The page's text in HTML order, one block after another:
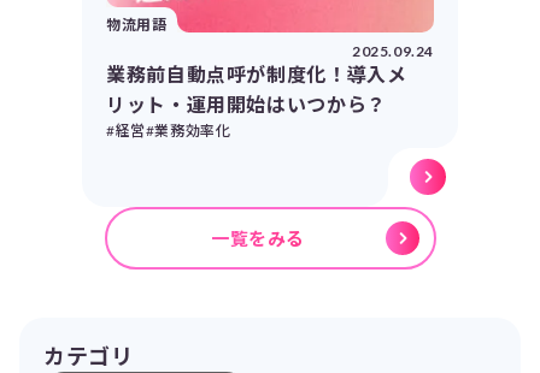
物流用語
2025.09.24
業務前自動点呼が制度化！導入メ
リット・運用開始はいつから？
#経営#業務効率化
一覧をみる
カテゴリ